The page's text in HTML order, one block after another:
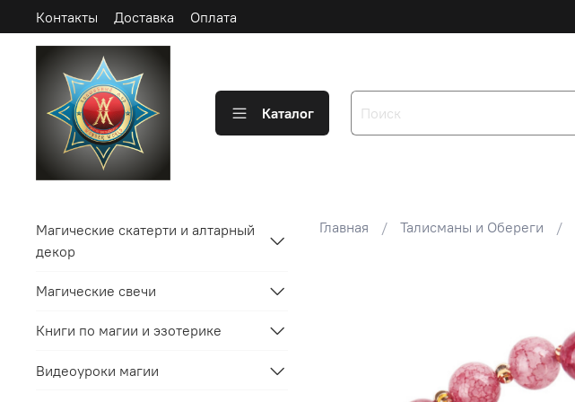
Контакты Доставка Оплата
Каталог
Главная Талисманы и Обереги
Магические скатерти и алтарный
декор
Магические свечи
Книги по магии и эзотерике
Видеоуроки магии